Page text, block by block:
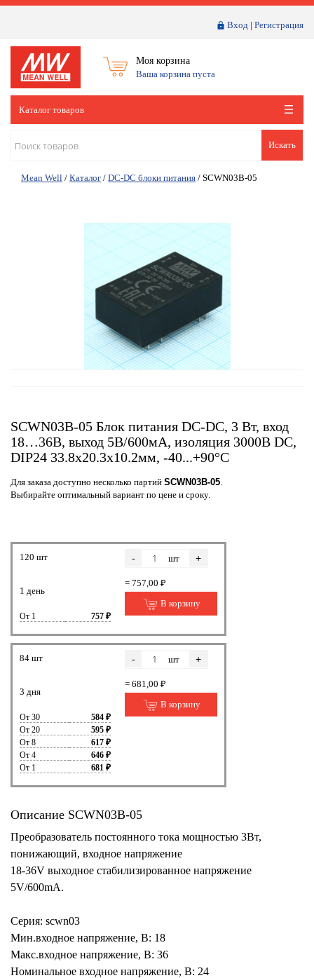
Вход | Регистрация
Моя корзина
Ваша корзина пуста
Каталог товаров
Искать
Mean Well / Каталог / DC-DC блоки питания / SCWN03B-05
SCWN03B-05 Блок питания DC-DC, 3 Вт, вход
18…36В, выход 5В/600мА, изоляция 3000В DC,
DIP24 33.8х20.3х10.2мм, -40...+90°С
Для заказа доступно несколько партий SCWN03B-05
Выбирайте оптимальный вариант по цене и сроку.
120 шт
1 день
От 1 757 ₽
- шт +
= 757,00 ₽
В корзину
84 шт
3 дня
От 30
584 ₽
От 20
595 ₽
От 8
617 ₽
От 4
646 ₽
От 1
681 ₽
- шт +
= 681,00 ₽
В корзину
Описание SCWN03B-05
Преобразователь постоянного тока мощностью 3Вт,
понижающий, входное напряжение
18-36V выходное стабилизированное напряжение
5V/600mA.
Серия: scwn03
Мин.входное напряжение, В: 18
Макс.входное напряжение, В: 36
Номинальное входное напряжение, В: 24